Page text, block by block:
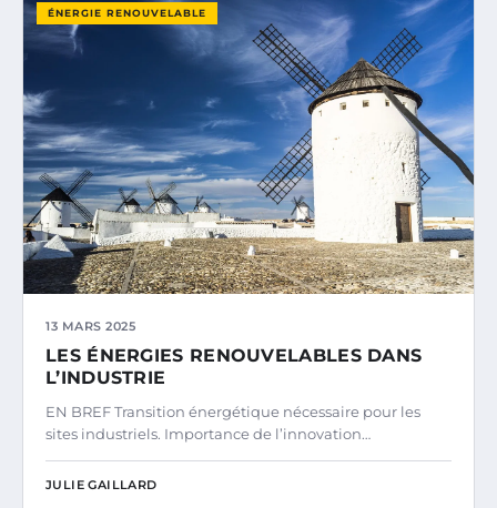
ÉNERGIE RENOUVELABLE
13 MARS 2025
LES ÉNERGIES RENOUVELABLES DANS
L’INDUSTRIE
EN BREF Transition énergétique nécessaire pour les
sites industriels. Importance de l’innovation…
JULIE GAILLARD